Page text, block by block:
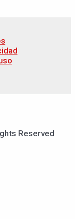
Reserved